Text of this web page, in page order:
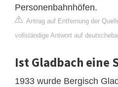
Personenbahnhöfen.
Antrag auf Entfernung der
vollständige Antwort auf
Ist Gladbach eine
1933 wurde Bergisch